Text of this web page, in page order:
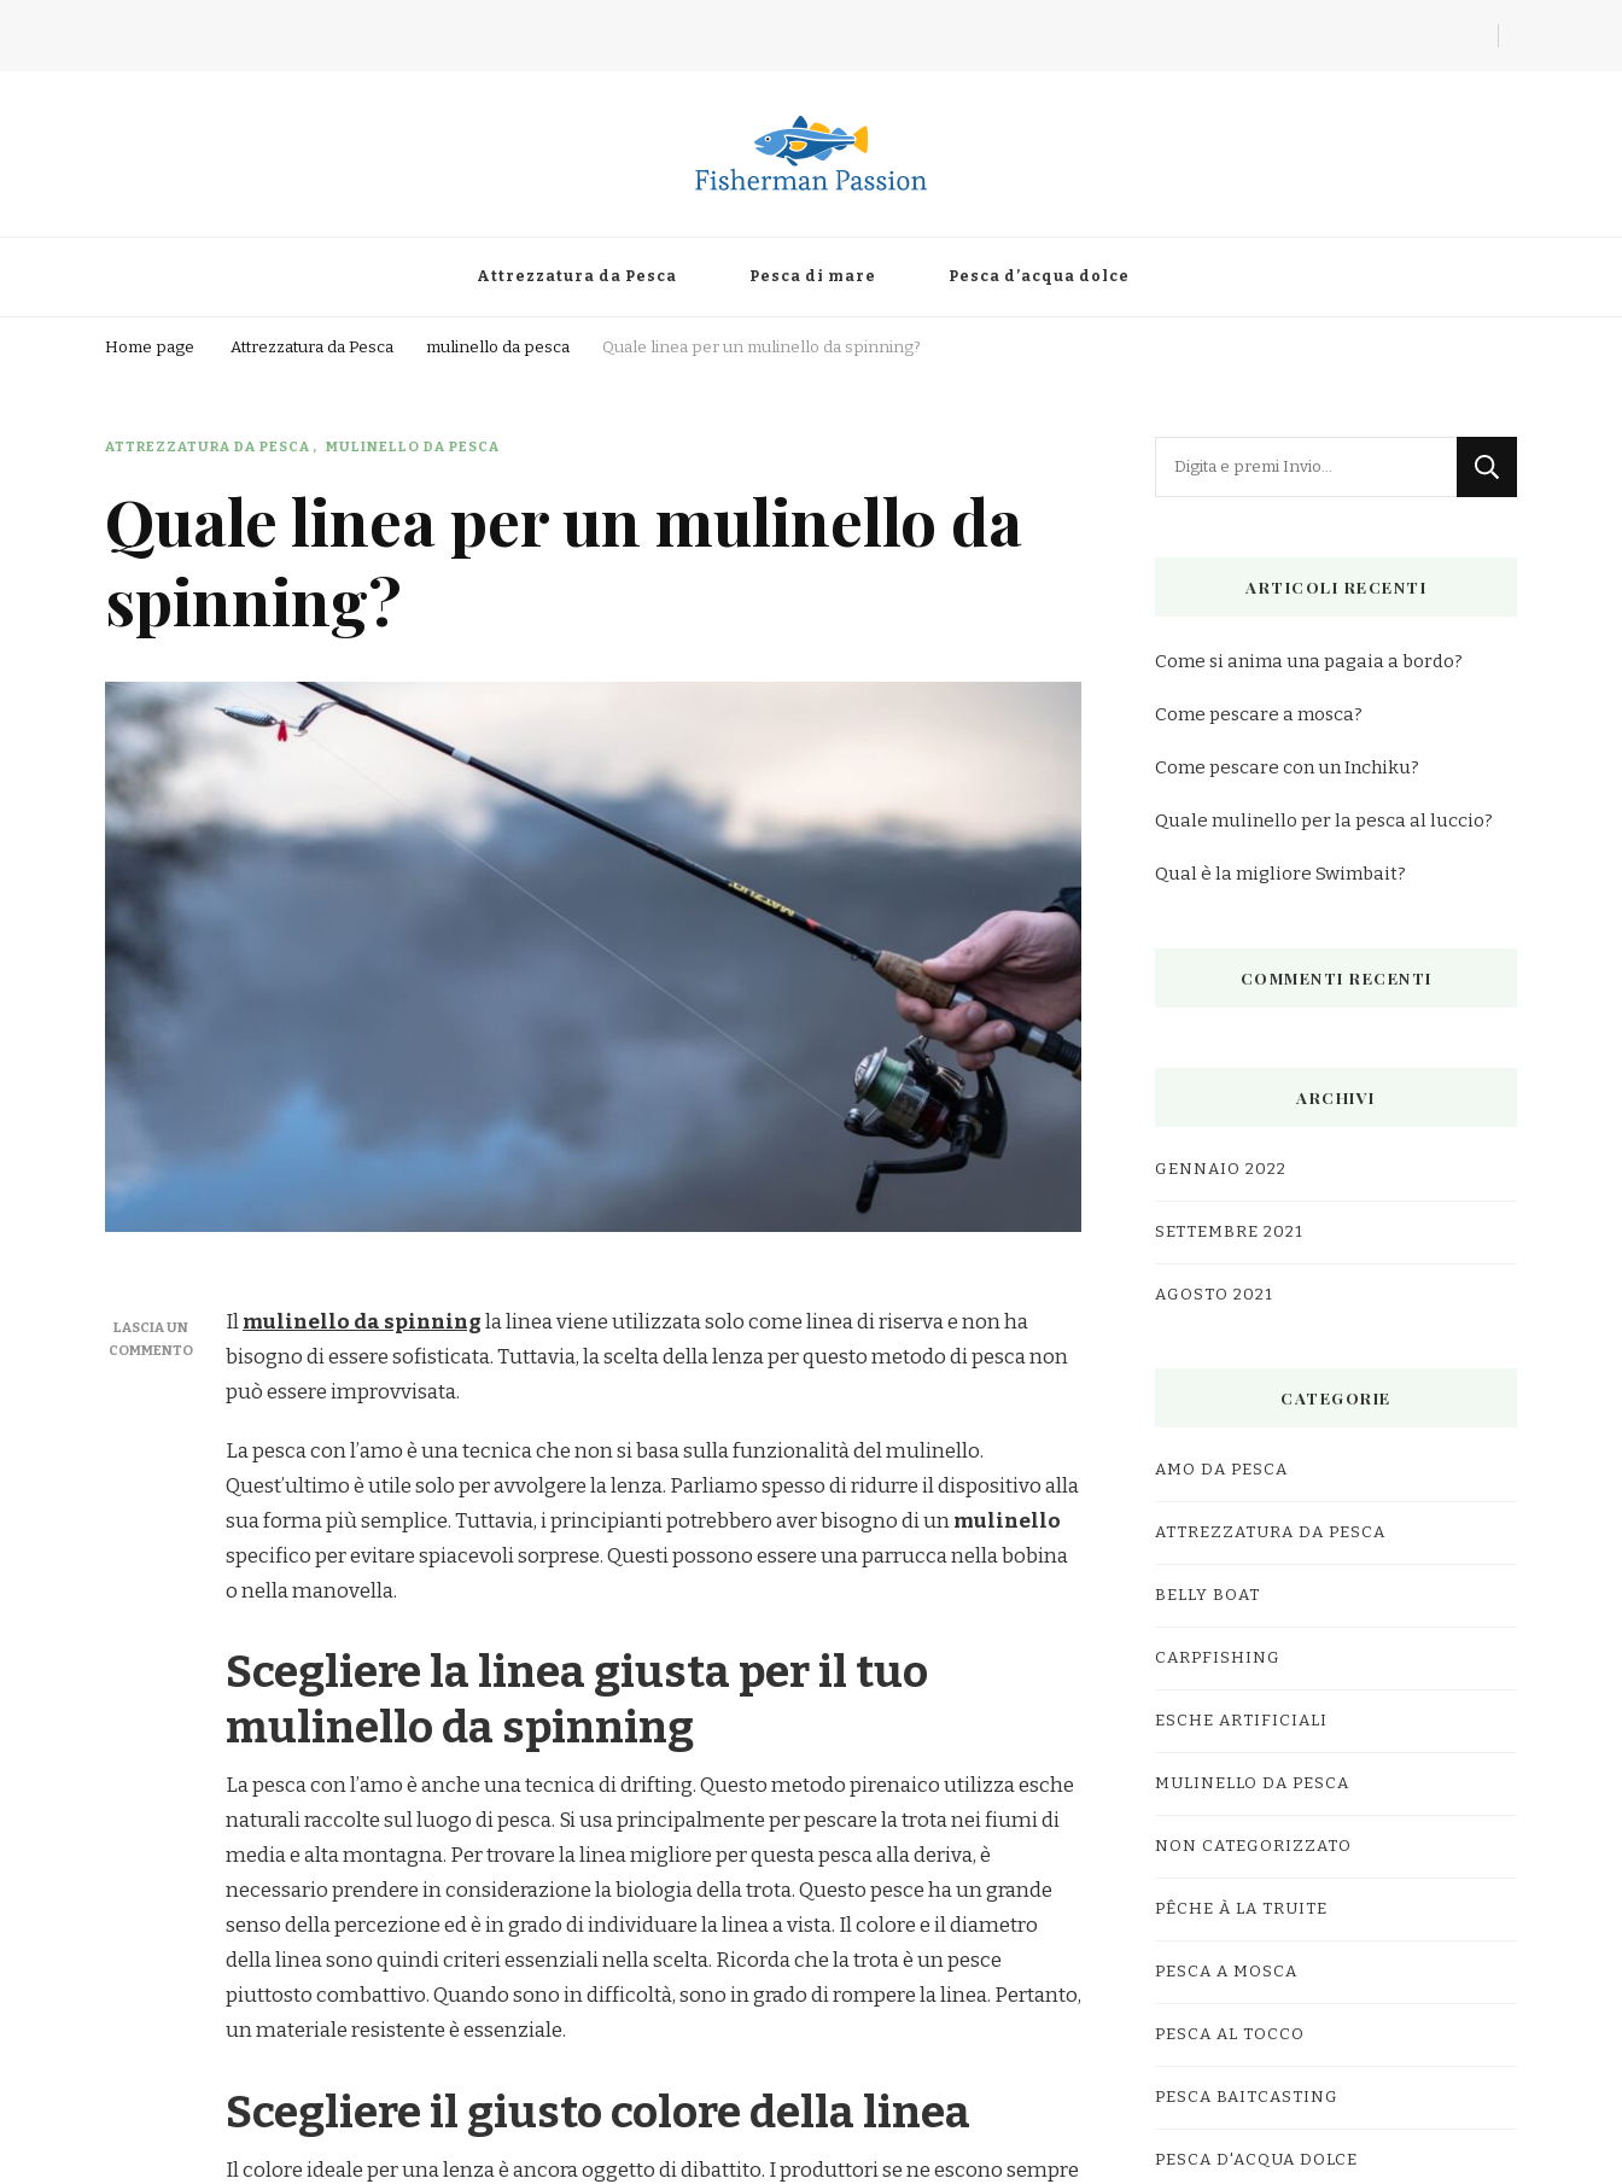
Attrezzatura da Pesca Pesca di mare Pesca d’acqua dolce
Home page Attrezzatura da Pesca mulinello da pesca Quale linea per un mulinello da spinning?
ATTREZZATURA DA PESCA MULINELLO DA PESCA
Quale linea per un mulinello da
spinning?
LASCIA UN
COMMENTOSU
LINEA
MULINELLO
SPINNING?
Ilmulinello da spinningla linea viene utilizzata solo come linea di riserva e non ha
bisogno di essere sofisticata. Tuttavia, la scelta della lenza per questo metodo di pesca non
può essere improvvisata.
La pesca con l’amo è una tecnica che non si basa sulla funzionalità del mulinello.
Quest’ultimo è utile solo per avvolgere la lenza. Parliamo spesso di ridurre il dispositivo alla
sua forma più semplice. Tuttavia, i principianti potrebbero aver bisogno di unmulinello
specifico per evitare spiacevoli sorprese. Questi possono essere una parrucca nella bobina
o nella manovella.
Scegliere la linea giusta per il tuo
mulinello da spinning
La pesca con l’amo è anche una tecnica di drifting. Questo metodo pirenaico utilizza esche
naturali raccolte sul luogo di pesca. Si usa principalmente per pescare la trota nei fiumi di
media e alta montagna. Per trovare la linea migliore per questa pesca alla deriva, è
necessario prendere in considerazione la biologia della trota. Questo pesce ha un grande
senso della percezione ed è in grado di individuare la linea a vista. Il colore e il diametro
della linea sono quindi criteri essenziali nella scelta. Ricorda che la trota è un pesce
piuttosto combattivo. Quando sono in difficoltà, sono in grado di rompere la linea. Pertanto,
un materiale resistente è essenziale.
Scegliere il giusto colore della linea
Il colore ideale per una lenza è ancora oggetto di dibattito. I produttori se ne escono sempre
ARTICOLI RECENTI
Come si anima una pagaia a bordo?
Come pescare a mosca?
Come pescare con un Inchiku?
Quale mulinello per la pesca al luccio?
Qual è la migliore Swimbait?
COMMENTI RECENTI
ARCHIVI
GENNAIO 2022
SETTEMBRE 2021
AGOSTO 2021
CATEGORIE
AMO DA PESCA
ATTREZZATURA DA PESCA
BELLY BOAT
CARPFISHING
ESCHE ARTIFICIALI
MULINELLO DA PESCA
NON CATEGORIZZATO
PÊCHE À LA TRUITE
PESCA A MOSCA
PESCA AL TOCCO
PESCA BAITCASTING
PESCA D'ACQUA DOLCE